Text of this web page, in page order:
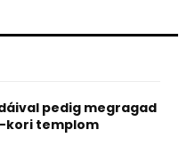
pedig megragad
kori templom